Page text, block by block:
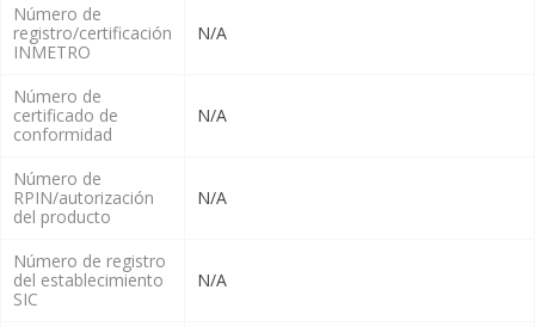
Número de
registro/certificación
INMETRO
N/A
Número de
certificado de
conformidad
N/A
Número de
RPIN/autorización
del producto
N/A
Número de registro
del establecimiento
SIC
N/A